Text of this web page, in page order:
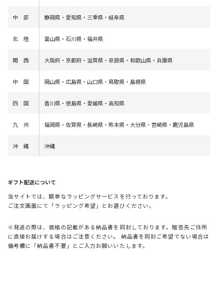
中 部 静岡県・愛知県・三重県・岐阜県
北 陸 富山県・石川県・福井県
関 西 大阪府・京都府・滋賀県・奈良県・和歌山県・兵庫県
中 国 岡山県・広島県・山口県・鳥取県・島根県
四 国 香川県・徳島県・愛媛県・高知県
九 州 福岡県・佐賀県・長崎県・熊本県・大分県・宮崎県・鹿児島県
沖 縄 沖縄
ギフト配送について
当サイトでは、簡単なラッピングサービスを行っております。
ご注文画面にて「ラッピング希望」とお選びください。
※発送の際は、価格の記載がある納品書を同封しております。贈答先ご住所
に直接お届けする場合はご注意ください。 納品書を同封ご希望でない場合は
備考欄に「納品書不要」とご入力お願いいたします。